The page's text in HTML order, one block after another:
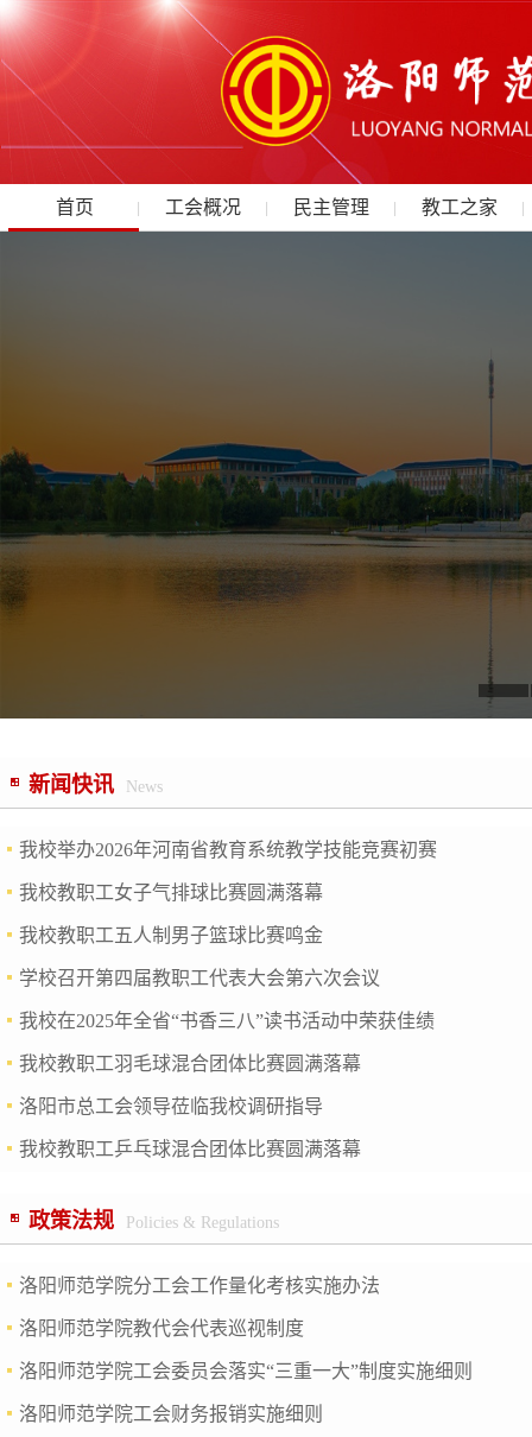
首页 工会概况 民主管理 教工之家
新闻快讯 News
我校举办2026年河南省教育系统教学技能竞赛初赛
我校教职工女子气排球比赛圆满落幕
我校教职工五人制男子篮球比赛鸣金
学校召开第四届教职工代表大会第六次会议
我校在2025年全省“书香三八”读书活动中荣获佳绩
我校教职工羽毛球混合团体比赛圆满落幕
洛阳市总工会领导莅临我校调研指导
我校教职工乒乓球混合团体比赛圆满落幕
政策法规 Policies & Regulations
洛阳师范学院分工会工作量化考核实施办法
洛阳师范学院教代会代表巡视制度
洛阳师范学院工会委员会落实“三重一大”制度实施细则
洛阳师范学院工会财务报销实施细则